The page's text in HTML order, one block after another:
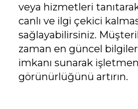
veya hizmetleri
canlı ve ilgi çekici
sağlayabilirsiniz.
zaman en güncel
imkanı sunarak
görünürlüğünü artırın.